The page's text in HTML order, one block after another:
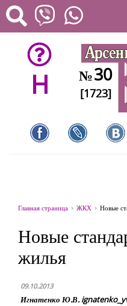
H №30
[1723]
Главная страница ЖКХ Новые
Новые
жилья
09.10.2013
Игнатенко Ю.В.